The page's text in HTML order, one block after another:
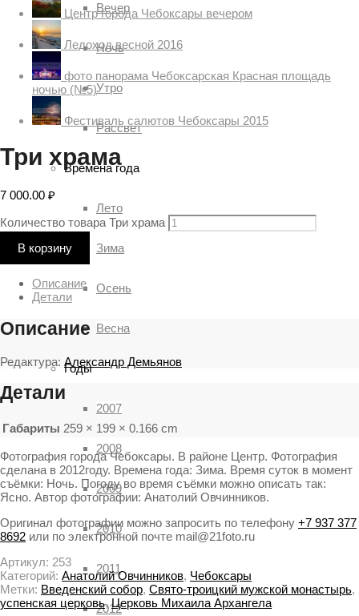
Вечер
Ночь
Утро
Рассвет
Времена года
Лето
Зима
Осень
Весна
Годы
2007
2008
2009
2010
2011
2012
Центр города Чебоксары вечером
Ледоход весной 2016
фото панорама Чебоксарская Красная площадь
ночью (№5)
Фестиваль салютов Чебоксары 2015
Три храма
7 000.00 ₽
Количество товара Три храма
В корзину
Описание
Детали
Описание
Редактура: Александр Демьянов
Детали
Габариты 259 × 199 × 0.166 cm
Фотография города Чебоксары. В районе Центр. Фотография
сделана в 2012году. Времена года: Зима. Время суток в момент
съёмки: Ночь. Погоду во время съёмки можно описать так:
Ясно. Автор фотографии: Анатолий Овчинников.
Оригинал фотографии можно запросить по телефону +7 937 377
8692 или по электронной почте mail@21foto.ru
Артикул: 253
Категорий: Анатолий Овчинников, Чебоксары
Метки: Введенский собор, Свято-троицкий мужской монастырь,
успенская церковь,Церковь Михаила Архангела